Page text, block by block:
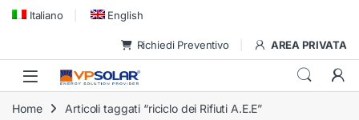
Skip to navigation
Skip to content
Italiano English
Richiedi Preventivo AREA PRIVATA
Home Articoli taggati “riciclo dei Rifiuti A.E.E”